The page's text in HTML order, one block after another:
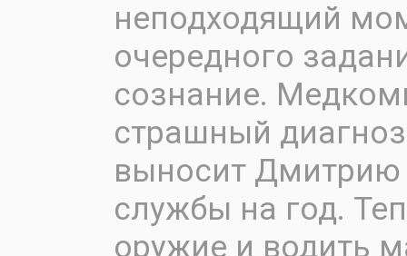
неподходящий
очередного
сознание.
страшный
выносит Дмитрию
службы на год.
оружие и водить